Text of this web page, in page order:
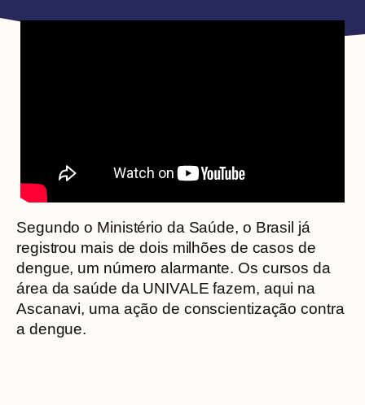
Segundo o Ministério da Saúde, o Brasil já
registrou mais de dois milhões de casos de
dengue, um número alarmante. Os cursos da
área da saúde da UNIVALE fazem, aqui na
Ascanavi, uma ação de conscientização contra
a dengue.